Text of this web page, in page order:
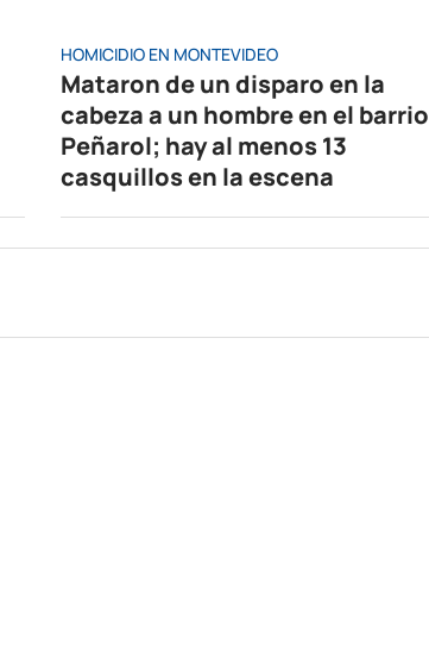
HOMICIDIO EN MONTEVIDEO
Mataron de un disparo en la
cabeza a un hombre en el barrio
Peñarol; hay al menos 13
casquillos en la escena